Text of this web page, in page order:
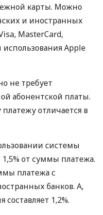
карты. Можно
и иностранных
MasterCard,
Apple
не требует
абонентской платы.
отличается в
системы
1,5% от суммы платежа.
платежа с
банков. А,
1,2%.